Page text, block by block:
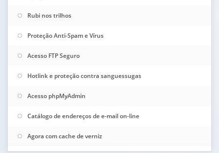
Rubi nos trilhos
Proteção Anti-Spam e Vírus
Acesso FTP Seguro
Hotlink e proteção contra sanguessugas
Acesso phpMyAdmin
Catálogo de endereços de e-mail on-line
Agora com cache de verniz